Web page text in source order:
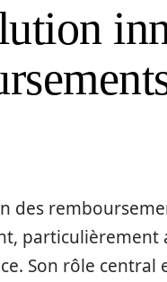
particulièrement
Son rôle central